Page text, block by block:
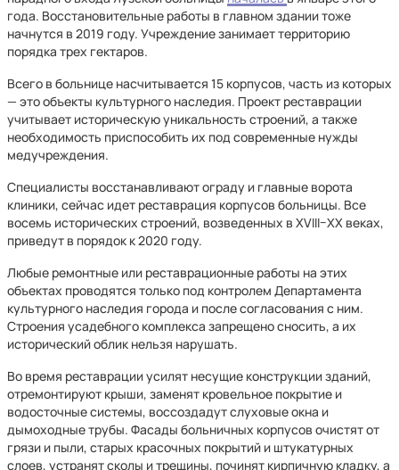
года. Восстановительные работы в главном здании тоже
начнутся в 2019 году. Учреждение занимает территорию
порядка трех гектаров.
Всего в больнице насчитывается 15 корпусов, часть из которых
— это объекты культурного наследия. Проект реставрации
учитывает историческую уникальность строений, а также
необходимость приспособить их под современные нужды
медучреждения.
Специалисты восстанавливают ограду и главные ворота
клиники, сейчас идет реставрация корпусов больницы. Все
восемь исторических строений, возведенных в XVIII–XX веках,
приведут в порядок к 2020 году.
Любые ремонтные или реставрационные работы на этих
объектах проводятся только под контролем Департамента
культурного наследия города и после согласования с ним.
Строения усадебного комплекса запрещено сносить, а их
исторический облик нельзя нарушать.
Во время реставрации усилят несущие конструкции зданий,
отремонтируют крыши, заменят кровельное покрытие и
водосточные системы, воссоздадут слуховые окна и
дымоходные трубы. Фасады больничных корпусов очистят от
грязи и пыли, старых красочных покрытий и штукатурных
слоев, устранят сколы и трещины, починят кирпичную кладку, а